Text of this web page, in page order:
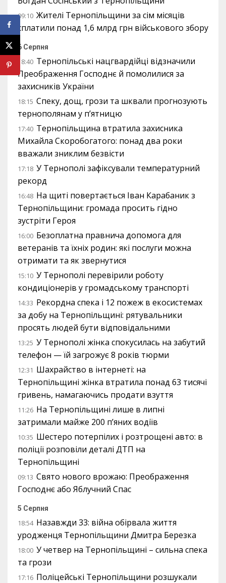
09:10 Жителі Тернопільщини за сім місяців
сплатили понад 1,6 млрд грн військового збору
6 Серпня
18:40 Тернопільські нацгвардійці відзначили
Преображення Господнє й помолилися за
захисників України
18:15 Спеку, дощ, грози та шквали прогнозують
тернополянам у п’ятницю
17:40 Тернопільщина втратила захисника
Михайла Скоробогатого: понад два роки
вважали зниклим безвісти
17:18 У Тернополі зафіксували температурний
рекорд
16:48 На щиті повертається Іван Карабаник з
Тернопільщини: громада просить гідно
зустріти Героя
16:00 Безоплатна правнича допомога для
ветеранів та їхніх родин: які послуги можна
отримати та як звернутися
15:10 У Тернополі перевірили роботу
кондиціонерів у громадському транспорті
14:33 Рекордна спека і 12 пожеж в екосистемах
за добу на Тернопільщині: рятувальники
просять людей бути відповідальними
13:25 У Тернополі жінка спокусилась на забутий
телефон — їй загрожує 8 років тюрми
12:31 Шахрайство в інтернеті: на
Тернопільщині жінка втратила понад 63 тисячі
гривень, намагаючись продати взуття
11:26 На Тернопільщині лише в липні
затримали майже 200 п’яних водіїв
10:35 Шестеро потерпілих і розтрощені авто: в
поліції розповіли деталі ДТП на
Тернопільщині
09:13 Свято нового врожаю: Преображення
Господнє або Яблучний Спас
5 Серпня
18:54 Назавжди 33: війна обірвала життя
уродженця Тернопільщини Дмитра Березка
18:00 У четвер на Тернопільщині – сильна спека
та грози
17:16 Поліцейські Тернопільщини розшукали